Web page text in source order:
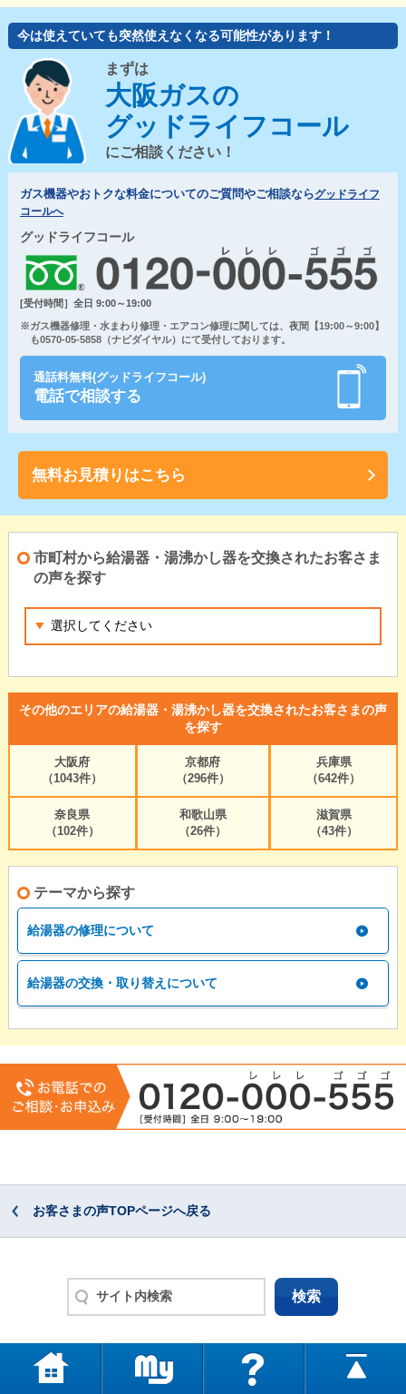
今は使えていても突然使えなくなる可能性があります！
まずは
大阪ガスの
グッドライフコール
にご相談ください！
ガス機器やおトクな料金についてのご質問やご相談ならグッドライフ
コールへ
グッドライフコール
[受付時間］全日 9:00～19:00
※ガス機器修理・水まわり修理・エアコン修理に関しては、夜間【19:00～9:00】
も0570-05-5858（ナビダイヤル）にて受付しております。
通話料無料(グッドライフコール)
電話で相談する
無料お見積りはこちら
市町村から給湯器・湯沸かし器を交換されたお客さま
の声を探す
その他のエリアの給湯器・湯沸かし器を交換されたお客さまの声
を探す
大阪府
（1043件）
京都府
（296件）
兵庫県
（642件）
奈良県
（102件）
和歌山県
（26件）
滋賀県
（43件）
テーマから探す
給湯器の修理について
給湯器の交換・取り替えについて
お客さまの声TOPページへ戻る